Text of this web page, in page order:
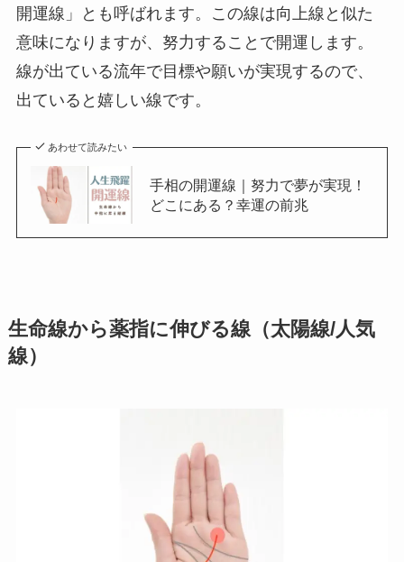
開運線」とも呼ばれます。この線は向上線と似た
意味になりますが、努力することで開運します。
線が出ている流年で目標や願いが実現するので、
出ていると嬉しい線です。
あわせて読みたい
手相の開運線｜努力で夢が実現！
どこにある？幸運の前兆
生命線から薬指に伸びる線（太陽線/人気
線）